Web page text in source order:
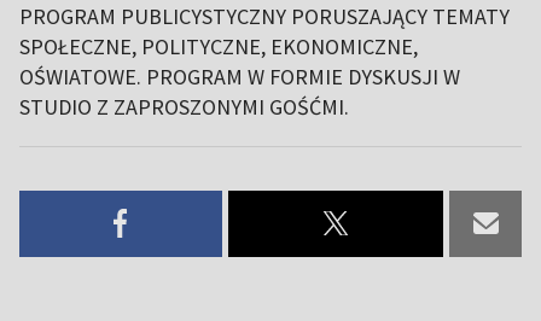
PROGRAM PUBLICYSTYCZNY PORUSZAJĄCY TEMATY
SPOŁECZNE, POLITYCZNE, EKONOMICZNE,
OŚWIATOWE. PROGRAM W FORMIE DYSKUSJI W
STUDIO Z ZAPROSZONYMI GOŚĆMI.